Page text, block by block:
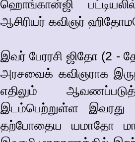
ஹொங்கான்ஜி
ஆசிரியர் கவிஞர்
இவர் பேரரசி ஜிதோ (2 -
அரசவைக் கவிஞராக
எதிலும்
இடம்பெற்றுள்ள இவரது
தற்போதைய யமாதோ